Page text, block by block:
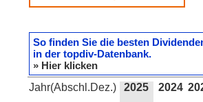
So finden Sie die besten
in der topdiv-Datenbank.
» Hier klicken
Jahr(Abschl.Dez.)
2025 2024